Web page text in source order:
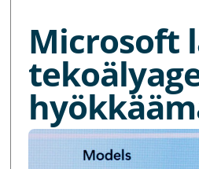
Microsoft